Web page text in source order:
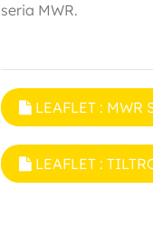
seria MWR.
LEAFLET : MWR
LEAFLET :